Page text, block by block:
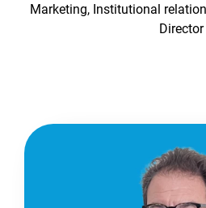
Marketing, Institutional
Director